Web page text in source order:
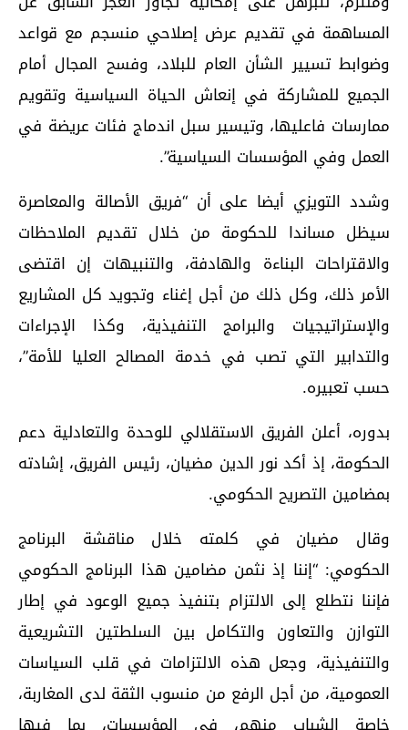
المساهمة في تقديم عرض إصلاحي منسجم مع قواعد
وضوابط تسيير الشأن العام للبلاد، وفسح المجال أمام
الجميع للمشاركة في إنعاش الحياة السياسية وتقويم
ممارسات فاعليها، وتيسير سبل اندماج فئات عريضة في
العمل وفي المؤسسات السياسية”.
وشدد التويزي أيضا على أن “فريق الأصالة والمعاصرة
سيظل مساندا للحكومة من خلال تقديم الملاحظات
والاقتراحات البناءة والهادفة، والتنبيهات إن اقتضى
الأمر ذلك، وكل ذلك من أجل إغناء وتجويد كل المشاريع
والإستراتيجيات والبرامج التنفيذية، وكذا الإجراءات
والتدابير التي تصب في خدمة المصالح العليا للأمة”،
حسب تعبيره.
بدوره، أعلن الفريق الاستقلالي للوحدة والتعادلية دعم
الحكومة، إذ أكد نور الدين مضيان، رئيس الفريق، إشادته
بمضامين التصريح الحكومي.
وقال مضيان في كلمته خلال مناقشة البرنامج
الحكومي: “إننا إذ نثمن مضامين هذا البرنامج الحكومي
فإننا نتطلع إلى الالتزام بتنفيذ جميع الوعود في إطار
التوازن والتعاون والتكامل بين السلطتين التشريعية
والتنفيذية، وجعل هذه الالتزامات في قلب السياسات
العمومية، من أجل الرفع من منسوب الثقة لدى المغاربة،